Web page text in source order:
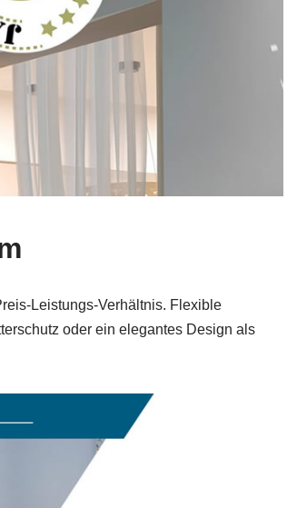
Flexible
oder ein elegantes Design als